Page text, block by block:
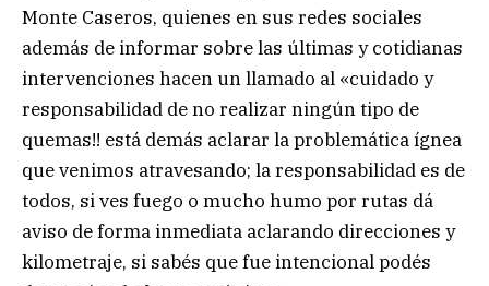
Monte Caseros, quienes en sus redes sociales
además de informar sobre las últimas y cotidianas
intervenciones hacen un llamado al «cuidado y
responsabilidad de no realizar ningún tipo de
quemas!! está demás aclarar la problemática ígnea
que venimos atravesando; la responsabilidad es de
todos, si ves fuego o mucho humo por rutas dá
aviso de forma inmediata aclarando direcciones y
kilometraje, si sabés que fue intencional podés